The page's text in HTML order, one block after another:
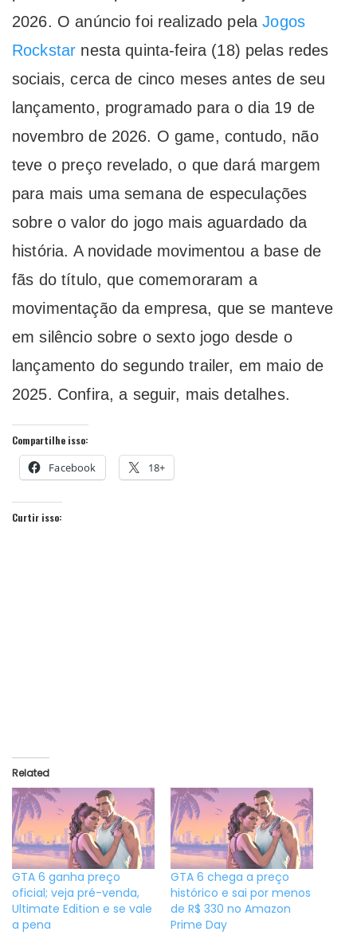
2026. O anúncio foi realizado pelaJogos
Rockstar nesta quinta-feira (18) pelas redes
sociais, cerca de cinco meses antes de seu
lançamento, programado para o dia 19 de
novembro de 2026. O game, contudo, não
teve o preço revelado, o que dará margem
para mais uma semana de especulações
sobre o valor do jogo mais aguardado da
história. A novidade movimentou a base de
fãs do título, que comemoraram a
movimentação da empresa, que se manteve
em silêncio sobre o sexto jogo desde o
lançamento do segundo trailer, em maio de
2025. Confira, a seguir, mais detalhes.
Compartilhe isso:
Facebook 18+
Curtir isso:
Related
GTA 6 ganha preço
oficial; veja pré-venda,
Ultimate Edition e se vale
a pena
GTA 6 chega a preço
histórico e sai por menos
de R$ 330 no Amazon
Prime Day